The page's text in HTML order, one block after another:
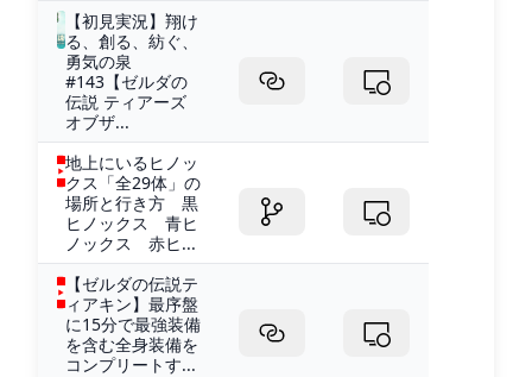
【初見実況】翔け
る、創る、紡ぐ、
勇気の泉
#143【ゼルダの
伝説 ティアーズ
オブザ...
地上にいるヒノッ
クス「全29体」の
場所と行き方 黒
ヒノックス 青ヒ
ノックス 赤ヒ...
【ゼルダの伝説テ
ィアキン】最序盤
に15分で最強装備
を含む全身装備を
コンプリートす...